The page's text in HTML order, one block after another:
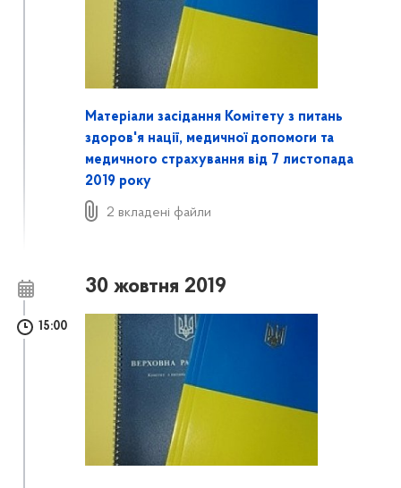
Матеріали засідання Комітету з питань
здоров'я нації, медичної допомоги та
медичного страхування від 7 листопада
2019 року
2 вкладені файли
30 жовтня 2019
15:00